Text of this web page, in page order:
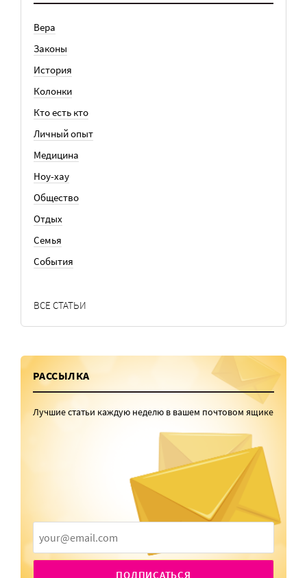
Вера
Законы
История
Колонки
Кто есть кто
Личный опыт
Медицина
Ноу-хау
Общество
Отдых
Семья
События
ВСЕ СТАТЬИ
РАССЫЛКА
Лучшие статьи каждую неделю в вашем почтовом ящике
ПОДПИСАТЬСЯ